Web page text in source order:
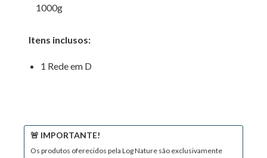
1000g
Itens inclusos:
1 Rede em D
🚨 IMPORTANTE!
Os produtos oferecidos pela Log Nature são exclusivamente